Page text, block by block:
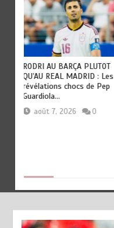
RODRI AU BARÇA PLUTOT
QU’AU REAL MADRID : Les
révélations chocs de Pep
Guardiola…
août 7, 2026 0